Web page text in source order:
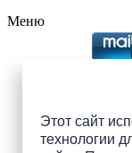
Этот сайт
технологии
Меню